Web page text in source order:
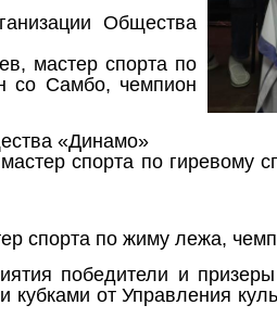
Общества
мастер спорта по
со Самбо, чемпион
«Динамо»
спорта по гиревому
спорта по жиму лежа,
победители и
от Управления